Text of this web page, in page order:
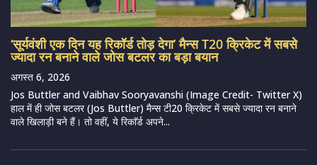
‘सूर्यवंशी एक दिन यह रिकॉर्ड तोड़ देगा’ मैन्स T20 क्रिकेट में सबसे
ज्यादा रन बनाने वाले जोस बटलर का बड़ा बयान
अगस्त 6, 2026
Jos Buttler and Vaibhav Sooryavanshi (Image Credit- Twitter X)
हाल में ही जोस बटलर (Jos Buttler) मैन्स टी20 क्रिकेट में सबसे ज्यादा रन बनाने
वाले खिलाड़ी बने हैं। तो वहीं, ये रिकाॅर्ड अपने...